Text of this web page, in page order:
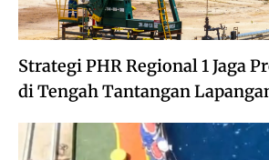
Strategi PHR Regional 1 Jaga
di Tengah Tantangan